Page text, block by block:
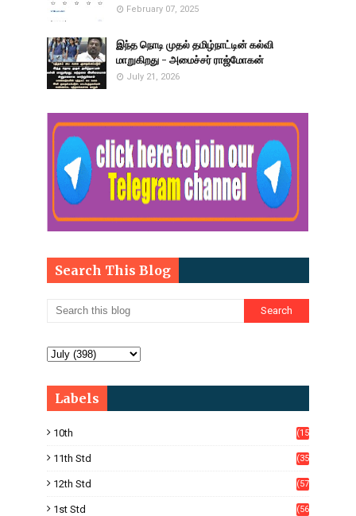
February 07, 2025
இந்த நொடி முதல் தமிழ்நாட்டின் கல்வி
மாறுகிறது - அமைச்சர் ராஜ்மோகன்
July 21, 2026
Search This Blog
Labels
10th
(15
11th Std
(35
12th Std
(57
1st Std
(56